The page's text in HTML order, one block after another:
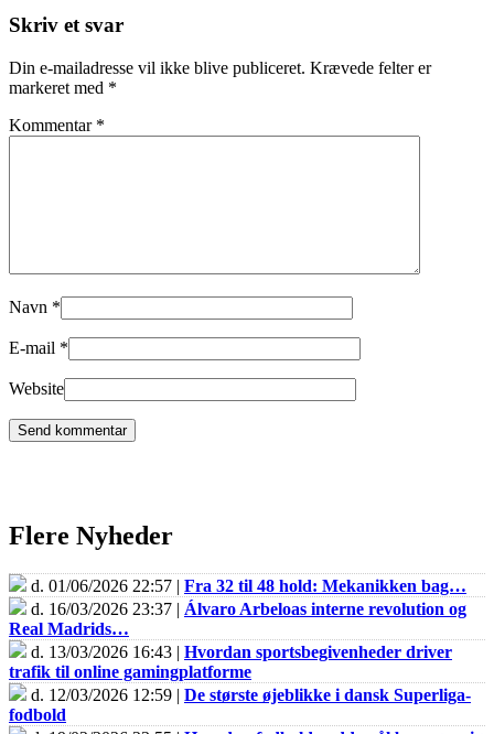
Skriv et svar
Din e-mailadresse vil ikke blive publiceret. Krævede felter er
markeret med *
Kommentar *
Navn *
E-mail *
Website
Flere Nyheder
d. 01/06/2026 22:57 | Fra 32 til 48 hold: Mekanikken bag…
d. 16/03/2026 23:37 | Álvaro Arbeloas interne revolution og
Real Madrids…
d. 13/03/2026 16:43 | Hvordan sportsbegivenheder driver
trafik til online gamingplatforme
d. 12/03/2026 12:59 | De største øjeblikke i dansk Superliga-
fodbold